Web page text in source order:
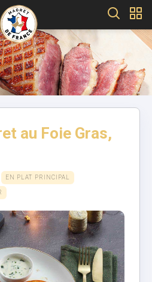
au Foie Gras,
EN PLAT PRINCIPAL